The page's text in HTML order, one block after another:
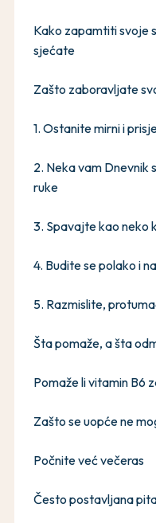
Kako zapamtiti svoje
sjećate
Zašto zaboravljate
1. Ostanite mirni i
2. Neka vam Dnevnik
ruke
3. Spavajte kao neko
4. Budite se polako i
5. Razmislite,
Šta pomaže, a šta
Pomaže li vitamin B6
Zašto se uopće ne
Počnite već večeras
Često postavljana